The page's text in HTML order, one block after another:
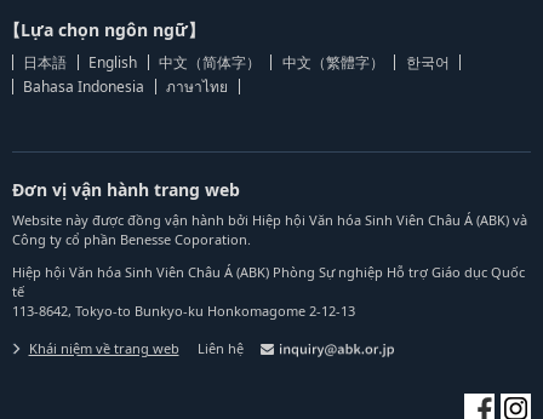
【Lựa chọn ngôn ngữ】
日本語 English 中文（简体字） 中文（繁體字）
한국어
Bahasa Indonesia
ภาษาไทย
Đơn vị vận hành trang web
Website này được đồng vận hành bởi Hiệp hội Văn hóa Sinh Viên Châu Á (ABK) và
Công ty cổ phần Benesse Coporation.
Hiệp hội Văn hóa Sinh Viên Châu Á (ABK) Phòng Sự nghiệp Hỗ trợ Giáo dục Quốc
tế
113-8642, Tokyo-to Bunkyo-ku Honkomagome 2-12-13
Khái niệm về trang web Liên hệ